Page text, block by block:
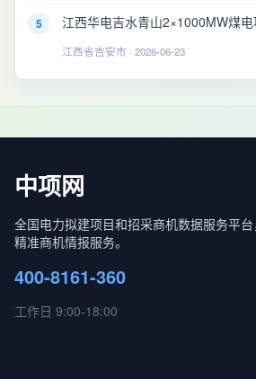
5 江西华电吉水青山2×1000MW煤电
江西省吉安市 · 2026-06-23
中项网
全国电力拟建项目和招采商机数据服务平
精准商机情报服务。
400-8161-360
工作日 9:00-18:00